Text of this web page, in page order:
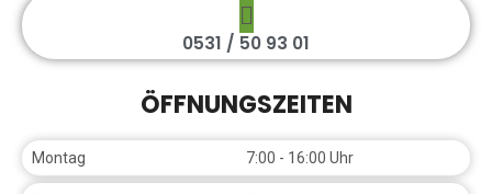
DEKORE
0531 / 50 93 01
ÖFFNUNGSZEITEN
Montag 7:00 - 16:00 Uhr